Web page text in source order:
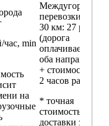
час, min
на
Междугородние
перевозки
30 км: 27 руб./км
(дорога
оплачивается в
оба направления
+ стоимость min
2 часов работы)
* точная
стоимость
доставки